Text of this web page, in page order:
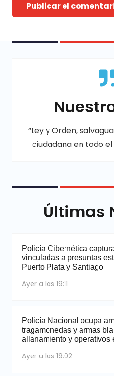
Publicar el
“Ley y Orden,
ciudadana en todo
Últimas
Policía Cibernética
vinculadas a presuntas
Puerto Plata y Santiago
Ayer a las 19:11
Policía Nacional ocupa
tragamonedas y armas
allanamiento y operativos
Ayer a las 19:02